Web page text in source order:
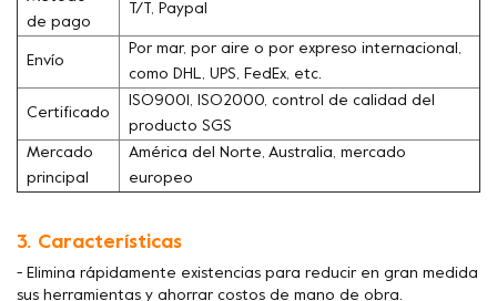
de pago
T/T, Paypal
Envío
Por mar, por aire o por expreso internacional,
como DHL, UPS, FedEx, etc.
Certificado
ISO9001, ISO2000, control de calidad del
producto SGS
Mercado
principal
América del Norte, Australia, mercado
europeo
3. Características
- Elimina rápidamente existencias para reducir en gran medida
sus herramientas y ahorrar costos de mano de obra.